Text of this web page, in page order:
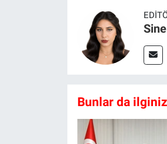
Bunlar da